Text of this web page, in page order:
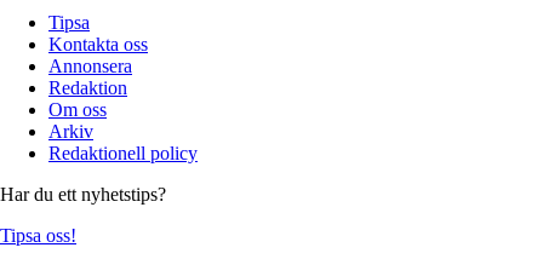
Tipsa
Kontakta oss
Annonsera
Redaktion
Om oss
Arkiv
Redaktionell policy
Har du ett nyhetstips?
Tipsa oss!